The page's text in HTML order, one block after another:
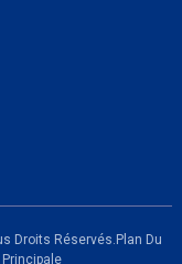
Droits Réservés. Plan Du